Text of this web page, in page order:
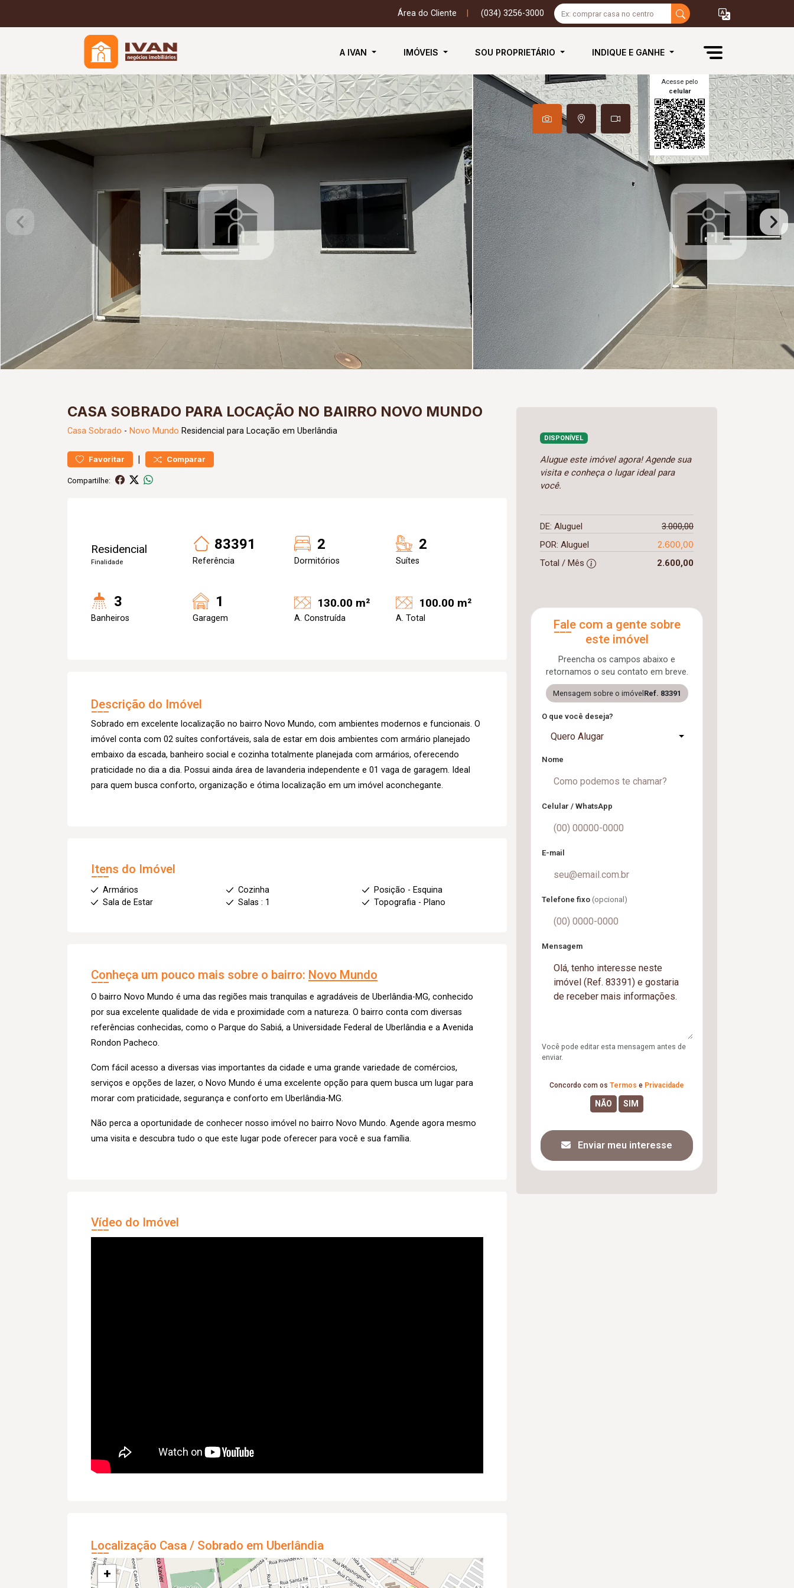
Área do Cliente (034) 3256-3000
A IVAN IMÓVEIS SOU PROPRIETÁRIO INDIQUE E GANHE
Acesse pelo
celular
CASA SOBRADO PARA LOCAÇÃO NO BAIRRO NOVO MUNDO
Casa Sobrado - Novo Mundo Residencial para Locação em Uberlândia
Favoritar | Comparar
Compartilhe:
Residencial
Finalidade
83391
Referência
2
Dormitórios
2
Suítes
3
Banheiros
1
Garagem
130.00 m²
A. Construída
100.00 m²
A. Total
Descrição do Imóvel
Sobrado em excelente localização no bairro Novo Mundo, com ambientes modernos e funcionais. O
imóvel conta com 02 suítes confortáveis, sala de estar em dois ambientes com armário planejado
embaixo da escada, banheiro social e cozinha totalmente planejada com armários, oferecendo
praticidade no dia a dia. Possui ainda área de lavanderia independente e 01 vaga de garagem. Ideal
para quem busca conforto, organização e ótima localização em um imóvel aconchegante.
Itens do Imóvel
Armários Cozinha
Posição - Esquina
Sala de Estar
Salas : 1 Topografia - Plano
Conheça um pouco mais sobre o bairro: Novo Mundo
O bairro Novo Mundo é uma das regiões mais tranquilas e agradáveis de Uberlândia-MG, conhecido
por sua excelente qualidade de vida e proximidade com a natureza. O bairro conta com diversas
referências conhecidas, como o Parque do Sabiá, a Universidade Federal de Uberlândia e a Avenida
Rondon Pacheco.
Com fácil acesso a diversas vias importantes da cidade e uma grande variedade de comércios,
serviços e opções de lazer, o Novo Mundo é uma excelente opção para quem busca um lugar para
morar com praticidade, segurança e conforto em Uberlândia-MG.
Não perca a oportunidade de conhecer nosso imóvel no bairro Novo Mundo. Agende agora mesmo
uma visita e descubra tudo o que este lugar pode oferecer para você e sua família.
Vídeo do Imóvel
Localização Casa / Sobrado em Uberlândia
+
DISPONÍVEL
Alugue este imóvel agora! Agende sua
visita e conheça o lugar ideal para
você.
DE: Aluguel
3.000,00
POR: Aluguel
2.600,00
Total / Mês 2.600,00
Fale com a gente sobre
este imóvel
Preencha os campos abaixo e
retornamos o seu contato em breve.
Mensagem sobre o imóvel Ref. 83391
O que você deseja?
Quero Alugar
Nome
Celular / WhatsApp
E-mail
Telefone fixo (opcional)
Mensagem
Você pode editar esta mensagem antes de
enviar.
Concordo com os Termos e Privacidade
Enviar meu interesse